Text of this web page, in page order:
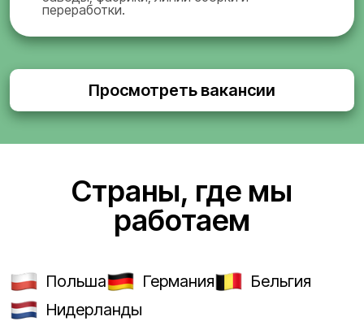
переработки.
Просмотреть вакансии
Страны, где мы
работаем
Польша Германия
Бельгия
Нидерланды